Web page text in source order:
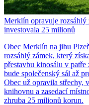
Merklín opravuje rozsáhlý
investovala 25 milionů
Obec Merklín na jihu
rozsáhlý zámek, který
přestavbu kinosálu v
bude společenský sál až
Obec už opravila střechy,
knihovnu a zasedací
zhruba 25 milionů korun.